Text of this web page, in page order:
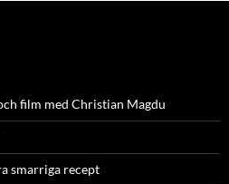
film med Christian Magdu
smarriga recept